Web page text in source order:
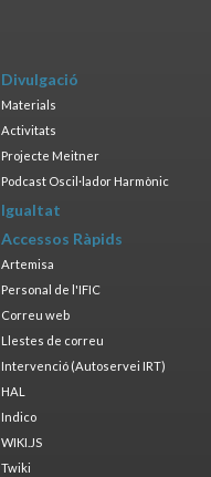
Divulgació
Materials
Activitats
Projecte Meitner
Podcast Oscil·lador Harmònic
Igualtat
Accessos Ràpids
Artemisa
Personal de l'IFIC
Correu web
Llestes de correu
Intervenció (Autoservei IRT)
HAL
Indico
WIKI.JS
Twiki